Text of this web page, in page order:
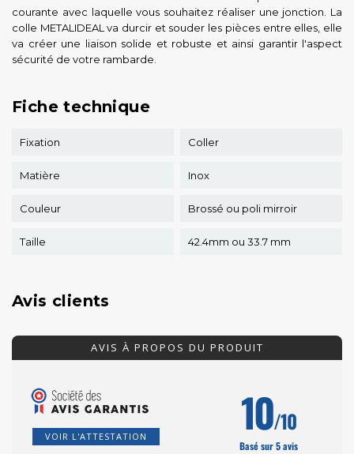
courante avec laquelle vous souhaitez réaliser une jonction. La
colle METALIDEAL va durcir et souder les pièces entre elles, elle
va créer une liaison solide et robuste et ainsi garantir l'aspect
sécurité de votre rambarde.
Fiche technique
Fixation Coller
Matière Inox
Couleur Brossé ou poli mirroir
Taille 42.4mm ou 33.7 mm
Avis clients
AVIS À PROPOS DU PRODUIT
VOIR L'ATTESTATION 10/10
Basé sur 5 avis